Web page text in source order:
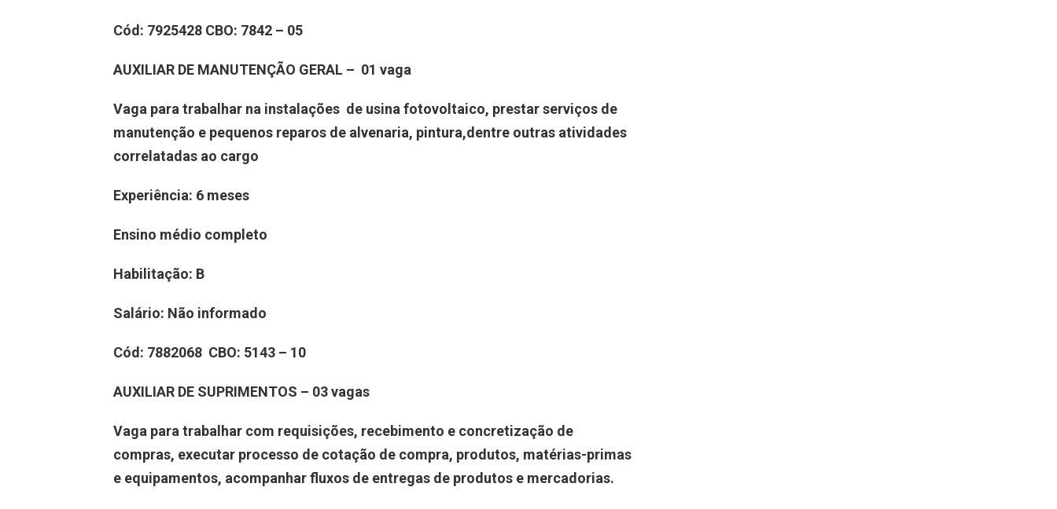
Cód: 7925428 CBO: 7842 – 05
AUXILIAR DE MANUTENÇÃO GERAL – 01 vaga
Vaga para trabalhar na instalações de usina fotovoltaico, prestar serviços de
manutenção e pequenos reparos de alvenaria, pintura,dentre outras atividades
correlatadas ao cargo
Experiência: 6 meses
Ensino médio completo
Habilitação: B
Salário: Não informado
Cód: 7882068 CBO: 5143 – 10
AUXILIAR DE SUPRIMENTOS – 03 vagas
Vaga para trabalhar com requisições, recebimento e concretização de
compras, executar processo de cotação de compra, produtos, matérias-primas
e equipamentos, acompanhar fluxos de entregas de produtos e mercadorias.